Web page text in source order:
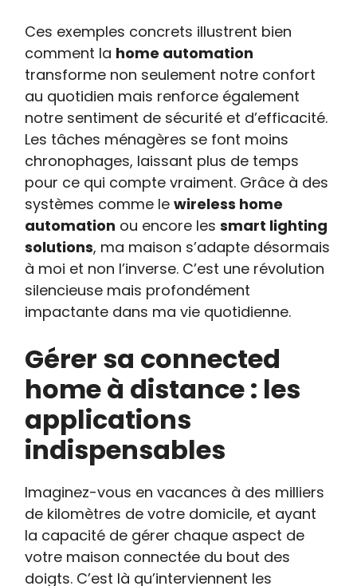
Ces exemples concrets illustrent bien
comment la home automation
transforme non seulement notre confort
au quotidien mais renforce également
notre sentiment de sécurité et d’efficacité.
Les tâches ménagères se font moins
chronophages, laissant plus de temps
pour ce qui compte vraiment. Grâce à des
systèmes comme lewireless home
automation ou encore lessmart lighting
solutions, ma maison s’adapte désormais
à moi et non l’inverse. C’est une révolution
silencieuse mais profondément
impactante dans ma vie quotidienne.
Gérer sa connected
home à distance : les
applications
indispensables
Imaginez-vous en vacances à des milliers
de kilomètres de votre domicile, et ayant
la capacité de gérer chaque aspect de
votre maison connectée du bout des
doigts. C’est là qu’interviennent les